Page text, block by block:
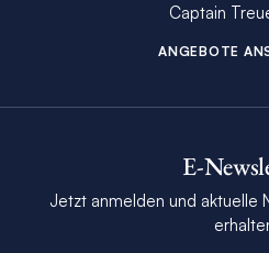
Captain
ANGEBOTE
E-
Jetzt anmelden und aktuelle